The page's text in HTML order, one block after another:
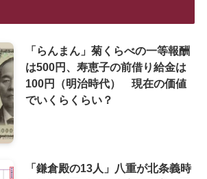
「らんまん」菊くらべの一等報酬
は500円、寿恵子の前借り給金は
100円（明治時代） 現在の価値
でいくらくらい？
「鎌倉殿の13人」八重が北条義時